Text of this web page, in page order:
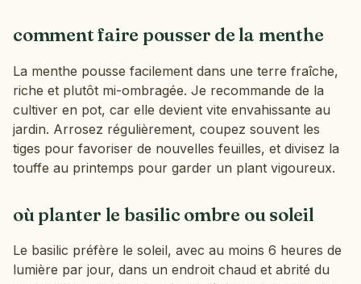
comment faire pousser de la menthe
La menthe pousse facilement dans une terre fraîche,
riche et plutôt mi-ombragée. Je recommande de la
cultiver en pot, car elle devient vite envahissante au
jardin. Arrosez régulièrement, coupez souvent les
tiges pour favoriser de nouvelles feuilles, et divisez la
touffe au printemps pour garder un plant vigoureux.
où planter le basilic ombre ou soleil
Le basilic préfère le soleil, avec au moins 6 heures de
lumière par jour, dans un endroit chaud et abrité du